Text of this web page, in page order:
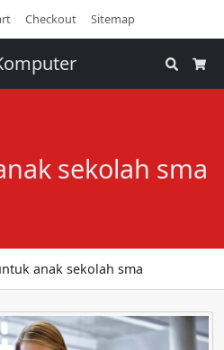
Checkout Sitemap
Search
sekolah sma
anak sekolah sma